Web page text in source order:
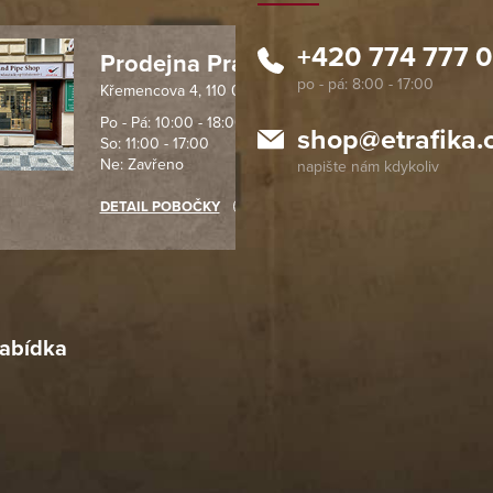
spolehlivý obchod. Nemohu
s ostatními obchody v
protože od první
jsem už neměl
jinde.
Profesionální přístup, ochota
komunikace na jedničku s
Prodejna Praha 1
Křemencova 4, 110 00 Praha
Po - Pá: 10:00 - 18:00
So: 11:00 - 17:00
Ne: Zavřeno
DETAIL POBOČKY
shop@
+420 774 777